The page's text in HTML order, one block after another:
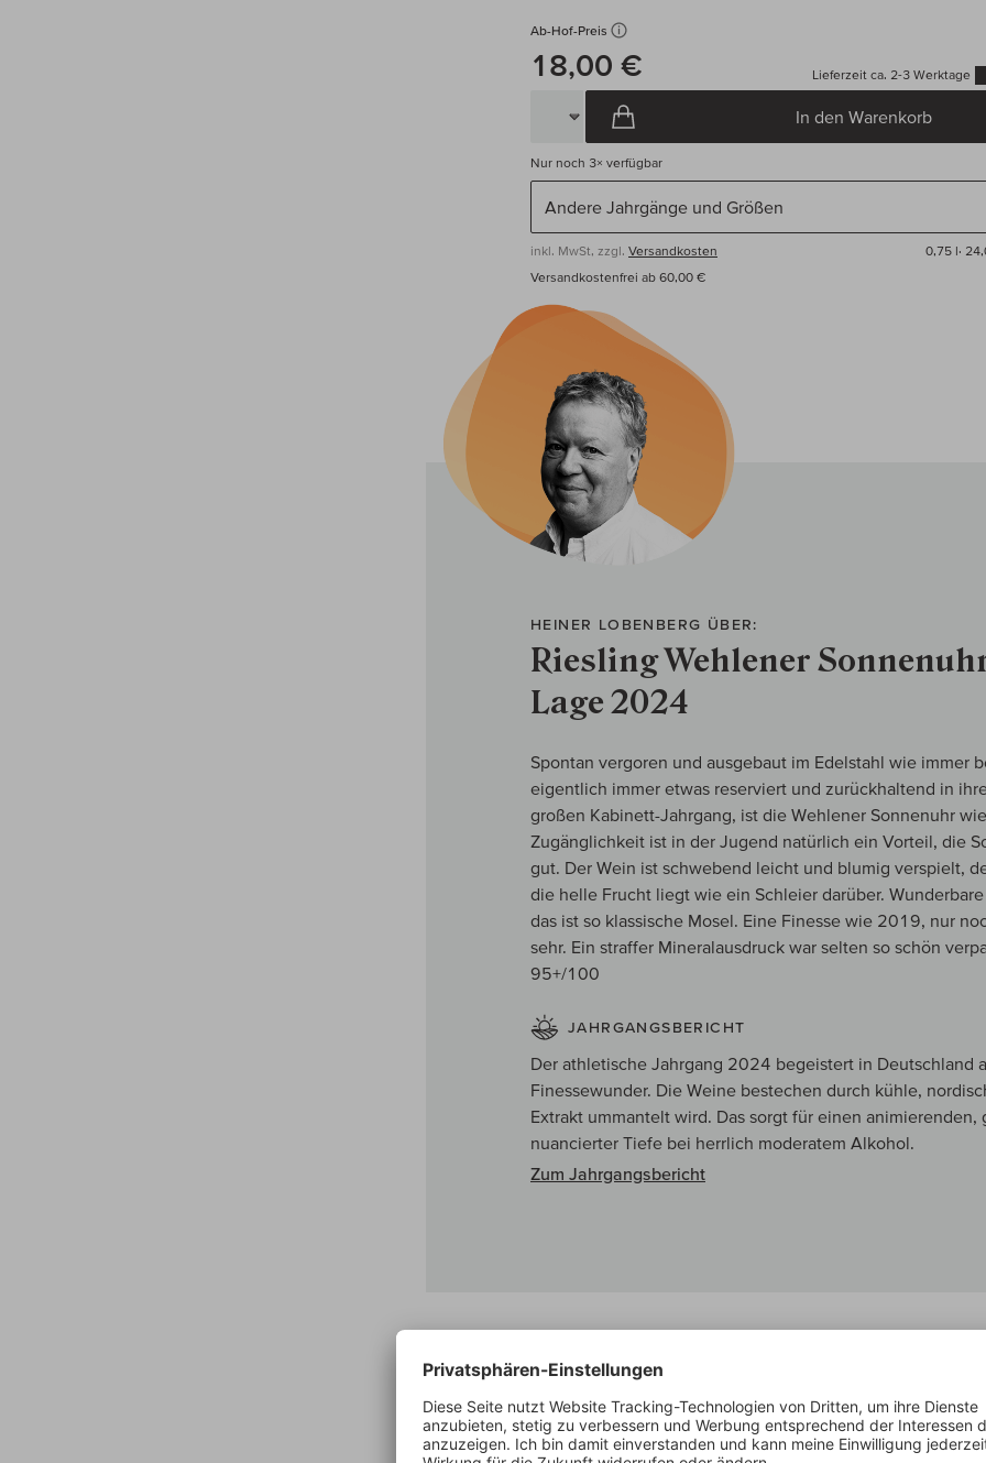
Ab-Hof-Preis
18,00 € Lieferzeit ca. 2-3 Werktage
In den Warenkorb
Nur noch 3× verfügbar
inkl. MwSt, zzgl. Versandkosten 0,75 l·
Versandkostenfrei ab 60,00 €
HEINER LOBENBERG ÜBER:
Riesling Wehlener
Lage 2024
Spontan vergoren und ausgebaut im Edelstahl wie immer
eigentlich immer etwas reserviert und zurückhaltend in
großen Kabinett-Jahrgang, ist die Wehlener Sonnenuhr
Zugänglichkeit ist in der Jugend natürlich ein Vorteil, die
gut. Der Wein ist schwebend leicht und blumig verspielt,
die helle Frucht liegt wie ein Schleier darüber.
das ist so klassische Mosel. Eine Finesse wie 2019, nur
sehr. Ein straffer Mineralausdruck war selten so schön
95+/100
JAHRGANGSBERICHT
Der athletische Jahrgang 2024 begeistert in Deutschland
Finessewunder. Die Weine bestechen durch kühle,
Extrakt ummantelt wird. Das sorgt für einen
nuancierter Tiefe bei herrlich moderatem Alkohol.
Zum Jahrgangsbericht